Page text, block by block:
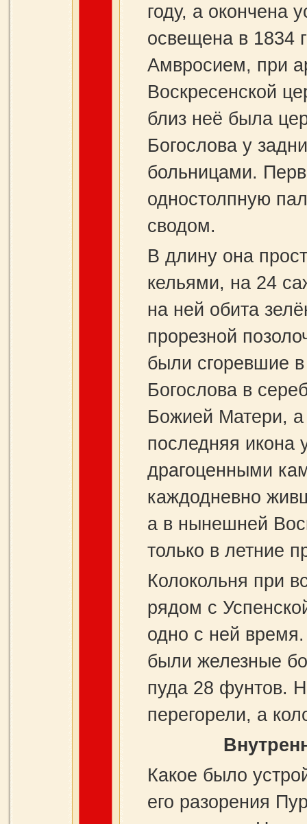
году, а окончена
освещена в 1834
Амвросием, при
Воскресенс­кой
близ неё была
Богослова у
больницами.
одностолпную
сводом.
В длину она
кельями, на 24
на ней обита
прорезной
были сгоревшие
Богослова в
Божией Матери,
последняя икона
драгоценными
каждодневно
а в нынешней
только в летние
Колокольня при
рядом с
одно с ней
были железные
пуда 28 фунтов.
перегорели, а
Какое было
его разорения